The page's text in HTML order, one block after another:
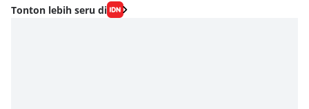
Editor
Fahrul Razi Uni Nurullah
Tonton lebih seru di